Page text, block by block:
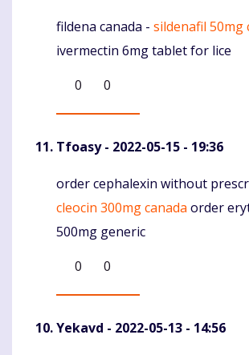
Komentaras
fildena canada - sildenafil 50mg
ivermectin 6mg tablet for lice
0
0
Tfoasy- 2022-05-15 - 19:36
Komentaras
order cephalexin without
cleocin 300mg canada order
500mg generic
0
0
Yekavd - 2022-05-13 - 14:56